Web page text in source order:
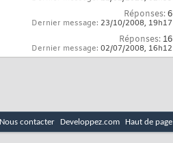
Réponses:6
Dernier message: 23/10/2008, 19h17
Réponses: 16
Dernier message: 02/07/2008, 16h12
Nous contacter Developpez.com Haut de page